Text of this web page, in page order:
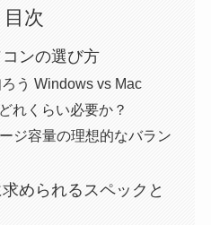
目次
ンの選び方
う Windows vs Mac
れくらい必要か？
ジ容量の理想的なバラン
められるスペックと